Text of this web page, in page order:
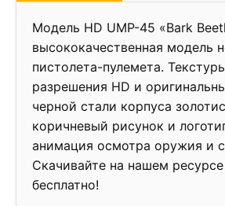
Модель HD UMP-45 «Bark
высококачественная модель
пистолета-пулемета.
разрешения HD и
черной стали корпуса
коричневый рисунок и
анимация осмотра оружия и
Скачивайте на нашем
бесплатно!